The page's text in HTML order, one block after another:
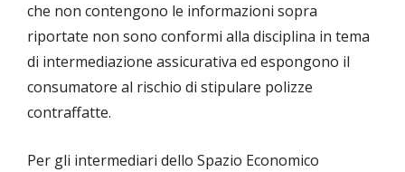
che non contengono le informazioni sopra
riportate non sono conformi alla disciplina in tema
di intermediazione assicurativa ed espongono il
consumatore al rischio di stipulare polizze
contraffatte.
Per gli intermediari dello Spazio Economico